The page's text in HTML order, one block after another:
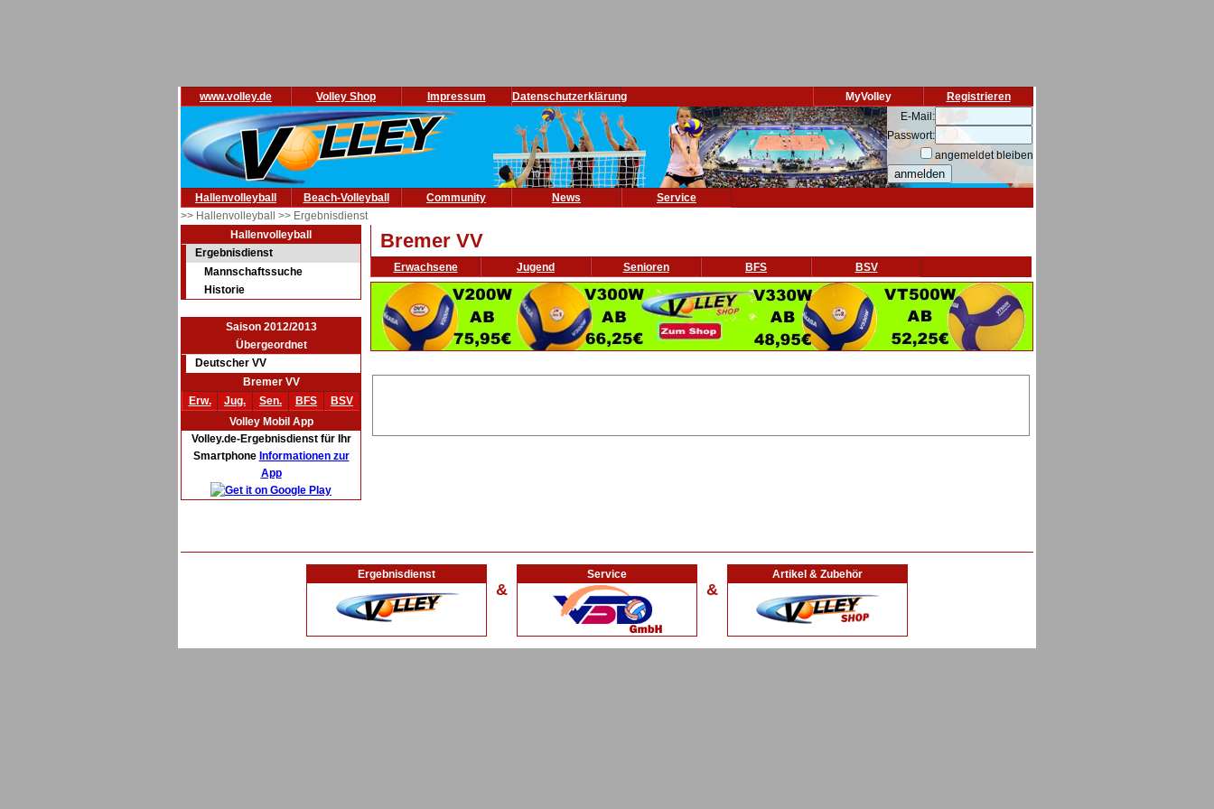
www.volley.de Volley Shop Impressum Datenschutzerklärung Registrieren
MyVolley
E-Mail:
Passwort:
angemeldet bleiben
Hallenvolleyball Beach-Volleyball Community News
Service
>> Hallenvolleyball >> Ergebnisdienst
Hallenvolleyball
Ergebnisdienst
Mannschaftssuche
Historie
Saison 2012/2013
Übergeordnet
Deutscher VV
Bremer VV
Erw.
Jug. Sen. BFS
BSV
Volley Mobil App
Volley.de-Ergebnisdienst für Ihr
Smartphone Informationen zur
App
Bremer VV
Erwachsene Jugend Senioren BFS BSV
Ergebnisdienst
&
Service
&
Artikel & Zubehör